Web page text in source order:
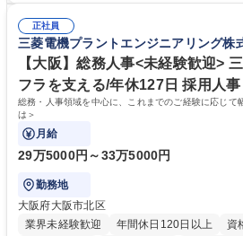
ート・ナレッジ業務 ※それぞれの業務内容に
件備考欄に記載 募集職種 【総合職/ポテンシャル採用(第2新卒)】投融資一
体型のソリューション提案
く高い志を併せもった人材を求めています。
卒）では、金融業界での経験や知識を問いま
て、複雑化する社会課題の解決に向けて先鞭
いう気概をお持ちの方を心待ちにしています。 学歴・資格 学歴：大学
大学 語学力： 資格：
正社員
三菱電機プラントエンジニアリング株
【大阪】総務人事<未経験歓迎>
フラを支える/年休127日 採用人事
総務・人事領域を中心に、これまでのご経験に応じて
は＞
月給
29万5000円～33万5000円
勤務地
大阪府大阪市北区
業界未経験歓迎
年間休日120日以上 資